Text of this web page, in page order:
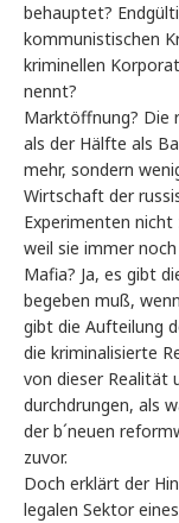
behauptet?
kommunistischen
kriminellen
nennt?
Marktöffnung? Die
als der Hälfte als
mehr, sondern
Wirtschaft der
Experimenten
weil sie immer
Mafia? Ja, es gibt
begeben muß,
gibt die Aufteilung
die kriminalisierte
von dieser Realität
durchdrungen, als
der b´neuen
zuvor.
Doch erklärt der
legalen Sektor